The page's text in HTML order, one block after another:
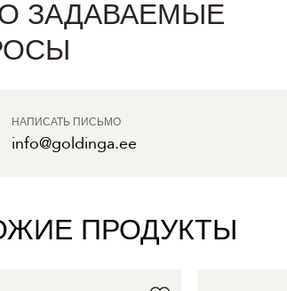
ЗАДАВАЕМЫЕ
НАПИСАТЬ ПИСЬМО
info@goldinga.ee
ПРОДУКТЫ